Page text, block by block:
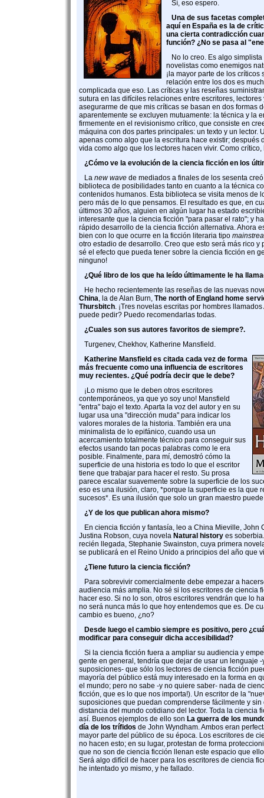
Sí, eso espero.
Una de sus facetas
aquí en España es la de
una cierta contradicción
función? ¿No se pasa al
No lo creo. Es algo
novelistas como enemigos
¡la mayor parte de los críticos
relación entre los dos es
complicada que eso. Las críticas y las reseñas
sutura en las difíciles relaciones entre escritores, lectores
asegurarme de que mis críticas se basan en dos formas
aparentemente se excluyen mutuamente: la técnica y la
firmemente en el revisionismo crítico, que consiste en
máquina con dos partes principales: un texto y un lector.
apenas como algo que la escritura hace existir; después
vida como algo que los lectores hacen vivir. Como crítico,
¿Cómo ve la evolución de la ciencia ficción en los
La new wave de mediados a finales de los sesenta
biblioteca de posibilidades tanto en cuanto a la técnica
contenidos humanos. Esta biblioteca se visita menos de
pero más de lo que pensamos. El resultado es que, en
últimos 30 años, alguien en algún lugar ha estado
interesante que la ciencia ficción "para pasar el rato"; y
rápido desarrollo de la ciencia ficción alternativa. Ahora
bien con lo que ocurre en la ficción literaria tipo
otro estadio de desarrollo. Creo que esto será más rico y
sé el efecto que pueda tener sobre la ciencia ficción en
ninguno!
¿Qué libro de los que ha leído últimamente le ha
He hecho recientemente las reseñas de las nuevas
China, la de Alan Burn, The north of England home
Thursbitch. ¡Tres novelas escritas por hombres
puede pedir? Puedo recomendarlas todas.
¿Cuales son sus autores favoritos de siempre?.
Turgenev, Chekhov, Katherine Mansfield.
Katherine Mansfield es citada cada vez de forma
más frecuente como una influencia de escritores
muy recientes. ¿Qué podría decir que le debe?
¡Lo mismo que le deben otros escritores
contemporáneos, ya que yo soy uno! Mansfield
"entra" bajo el texto. Aparta la voz del autor y en su
lugar usa una "dirección muda" para indicar los
valores morales de la historia. También era una
minimalista de lo epifánico, cuando usa un
acercamiento totalmente técnico para conseguir sus
efectos usando tan pocas palabras como le era
posible. Finalmente, para mí, demostró cómo la
superficie de una historia es todo lo que el escritor
tiene que trabajar para hacer el resto. Su prosa
parece escalar suavemente sobre la superficie de los
eso es una ilusión, claro, *porque la superficie es la que
sucesos*. Es una ilusión que solo un gran maestro
¿Y de los que publican ahora mismo?
En ciencia ficción y fantasía, leo a China Mieville, John
Justina Robson, cuya novela Natural history es
recién llegada, Stephanie Swainston, cuya primera
se publicará en el Reino Unido a principios del año que
¿Tiene futuro la ciencia ficción?
Para sobrevivir comercialmente debe empezar a
audiencia más amplia. No sé si los escritores de ciencia
hacer eso. Si no lo son, otros escritores vendrán que lo
no será nunca más lo que hoy entendemos que es. De
cambio es bueno, ¿no?
Desde luego el cambio siempre es positivo, pero
modificar para conseguir dicha accesibilidad?
Si la ciencia ficción fuera a ampliar su audiencia y
gente en general, tendría que dejar de usar un lenguaje
suposiciones- que sólo los lectores de ciencia ficción
mayoría del público está muy interesado en la forma en
el mundo; pero no sabe -y no quiere saber- nada de
ficción, que es lo que nos importa!). Un escritor de la
suposiciones que puedan comprenderse fácilmente y sin
distancia del mundo cotidiano del lector. Toda la ciencia
así. Buenos ejemplos de ello son La guerra de los
día de los trífidos de John Wyndham. Ambos eran
mayor parte del público de su época. Los escritores de
no hacen esto; en su lugar, protestan de forma
que no son de ciencia ficción llenan este espacio que
Será algo difícil de hacer para los escritores de ciencia
he intentado yo mismo, y he fallado.